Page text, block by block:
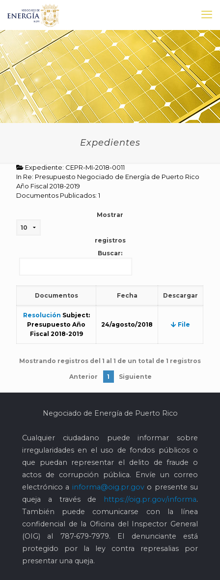
Expedientes
Expediente: CEPR-MI-2018-0011
In Re: Presupuesto Negociado de Energía de Puerto Rico
Año Fiscal 2018-2019
Documentos Publicados: 1
Mostrar
registros
Buscar:
Documentos Fecha Descargar
Resolución Subject:
Presupuesto Año
Fiscal 2018-2019
24/agosto/2018 File
Mostrando registros del 1 al 1 de un total de 1 registros
Anterior 1 Siguiente
Negociado de Energía de Puerto Rico
Cualquier ciudadano puede informar sobre
irregularidades en el uso de fondos públicos o
que puedan representar el delito de fraude o
actos de corrupción pública. Envíe un correo
electrónico a informa@oig.pr.govo presente su
queja a través de
https://oig.pr.gov/informa.
También puede comunicarse con la línea
confidencial de la Oficina del Inspector General
(OIG) al 787-679-7979. El denunciante está
protegido por la ley contra represalias por
presentar una queja.